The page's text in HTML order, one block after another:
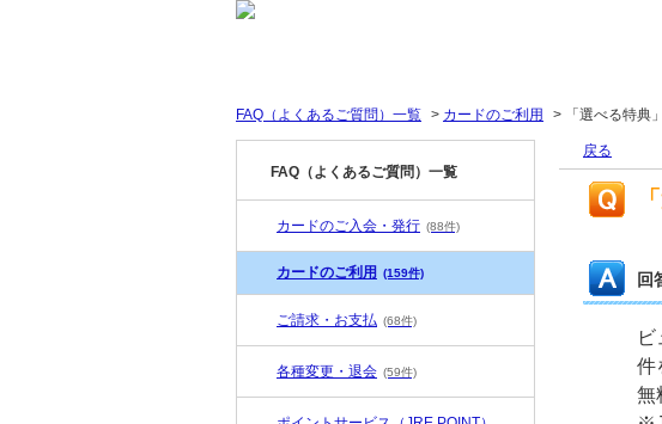
FAQ（よくあるご質問）一覧 > カードのご利用 > 「選べる特典
FAQ（よくあるご質問）一覧
カードのご入会・発行 (88件)
カードのご利用 (159件)
ご請求・お支払 (68件)
各種変更・退会 (59件)
戻る
回
件
無